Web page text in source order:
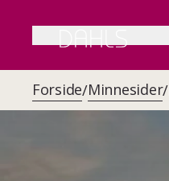
Forside/Minnesider/